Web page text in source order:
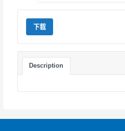
下載
Description